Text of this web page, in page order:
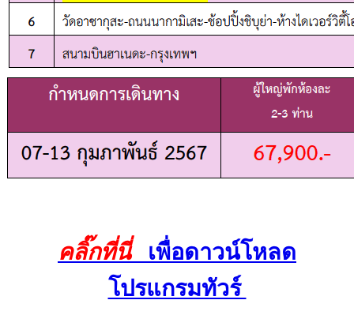
คลิ๊กที่นี่
เพื่อดาวน์โหลด
โปรแกรมทัวร์